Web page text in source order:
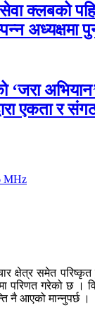
क्लबको
अध्यक्षमा
अभियान’
एकता र
क्षेत्र समेत
परिणत गरेको छ ।
नै आएको मान्नुपर्छ ।